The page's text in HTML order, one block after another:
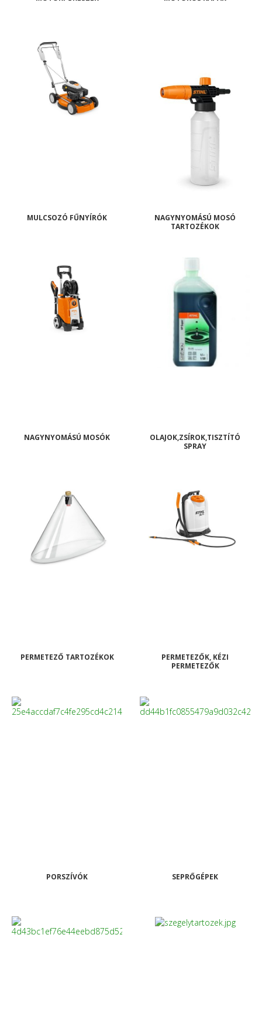
MULCSOZÓ FŰNYÍRÓK
NAGYNYOMÁSÚ MOSÓ
TARTOZÉKOK
NAGYNYOMÁSÚ MOSÓK
OLAJOK,ZSÍROK,TISZTÍTÓ
SPRAY
PERMETEZŐ TARTOZÉKOK
PERMETEZŐK, KÉZI
PERMETEZŐK
PORSZÍVÓK SEPRŐGÉPEK